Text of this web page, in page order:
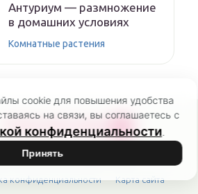
Антуриум — размножение
в домашних условиях
Комнатные растения
cookie для повышения удобства
на связи, вы соглашаетесь с
конфиденциальности.
Принять
POCVETAM RU
о комнатных и садовых цветах
конфиденциальности Карта сайта